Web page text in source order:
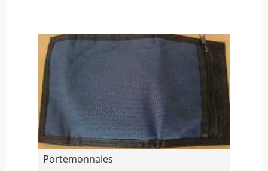
Portemonnaies